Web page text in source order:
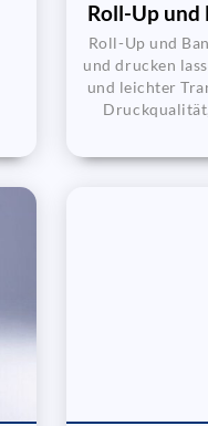
Roll-Up und
Roll-Up und
und drucken
und leichter